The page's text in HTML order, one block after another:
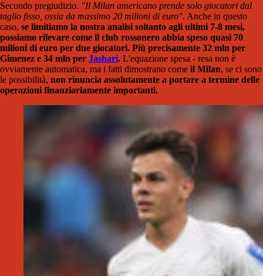
Secondo pregiudizio. "Il Milan americano prende solo giocatori dal
taglio fisso, ossia da massimo 20 milioni di euro". Anche in questo
caso, se limitiamo la nostra analisi soltanto agli ultimi 7-8 mesi,
possiamo rilevare come il club rossonero abbia speso quasi 70
milioni di euro per due giocatori. Più precisamente 32 mln per
Gimenez e 34 mln per Jashari. L'equazione spesa - resa non è
ovviamente automatica, ma i fatti dimostrano come il Milan, se ci sono
le possibilità, non rinuncia assolutamente a portare a termine delle
operazioni finanziariamente importanti.